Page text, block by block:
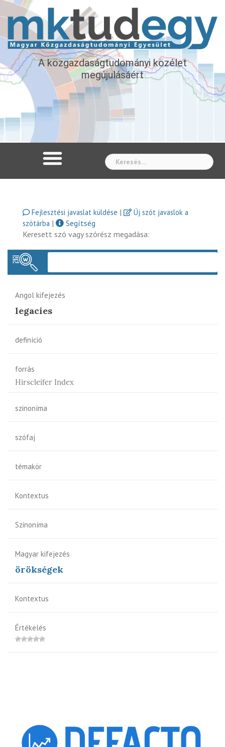
A közgazdaságtudományi közélet
megújulásáért
Fejlesztési javaslat küldése |
Új szót javaslok a
szótárba |
Segítség
Keresett szó vagy szórész megadása:
Angol kifejezés
legacies
definíció
forrás
Hirscleifer Index
szinoníma
szófaj
témakör
Kontextus
Szinoníma
Magyar kifejezés
örökségek
Kontextus
Értékelés